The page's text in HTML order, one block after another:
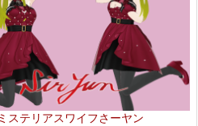
ステリアスワイフさーヤン